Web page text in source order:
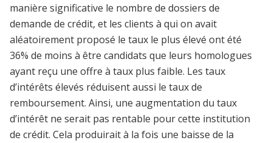
manière significative le nombre de dossiers de
demande de crédit, et les clients à qui on avait
aléatoirement proposé le taux le plus élevé ont été
36% de moins à être candidats que leurs homologues
ayant reçu une offre à taux plus faible. Les taux
d’intérêts élevés réduisent aussi le taux de
remboursement. Ainsi, une augmentation du taux
d’intérêt ne serait pas rentable pour cette institution
de crédit. Cela produirait à la fois une baisse de la